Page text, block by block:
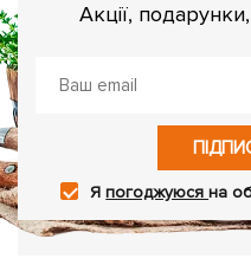
Акції,
Япогоджуюсяна